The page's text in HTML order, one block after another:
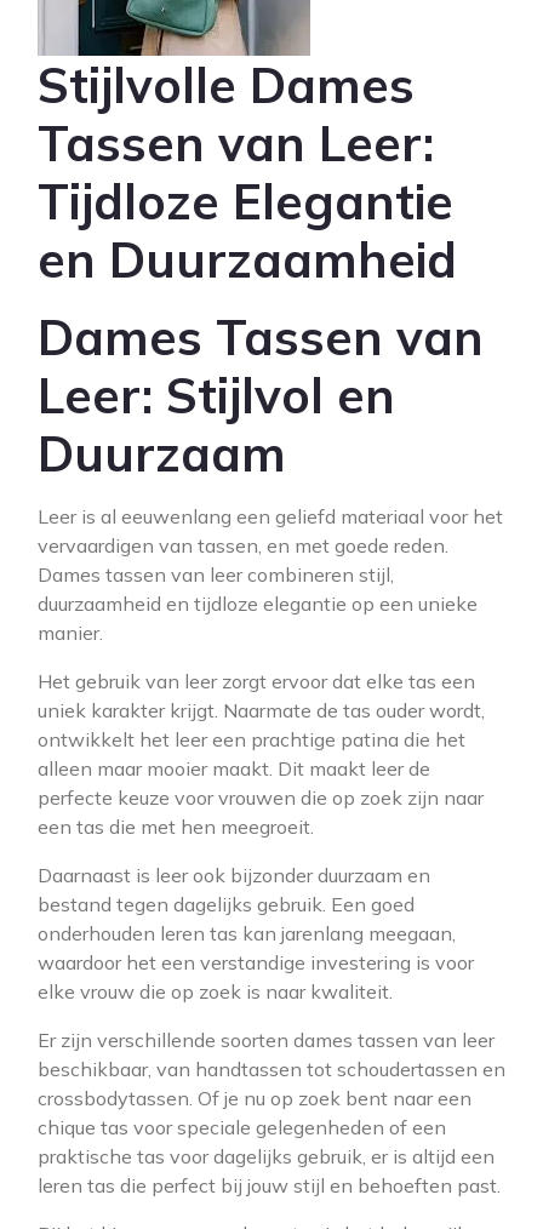
Stijlvolle Dames
Tassen van Leer:
Tijdloze Elegantie
en Duurzaamheid
Dames Tassen van
Leer: Stijlvol en
Duurzaam
Leer is al eeuwenlang een geliefd materiaal voor het
vervaardigen van tassen, en met goede reden.
Dames tassen van leer combineren stijl,
duurzaamheid en tijdloze elegantie op een unieke
manier.
Het gebruik van leer zorgt ervoor dat elke tas een
uniek karakter krijgt. Naarmate de tas ouder wordt,
ontwikkelt het leer een prachtige patina die het
alleen maar mooier maakt. Dit maakt leer de
perfecte keuze voor vrouwen die op zoek zijn naar
een tas die met hen meegroeit.
Daarnaast is leer ook bijzonder duurzaam en
bestand tegen dagelijks gebruik. Een goed
onderhouden leren tas kan jarenlang meegaan,
waardoor het een verstandige investering is voor
elke vrouw die op zoek is naar kwaliteit.
Er zijn verschillende soorten dames tassen van leer
beschikbaar, van handtassen tot schoudertassen en
crossbodytassen. Of je nu op zoek bent naar een
chique tas voor speciale gelegenheden of een
praktische tas voor dagelijks gebruik, er is altijd een
leren tas die perfect bij jouw stijl en behoeften past.